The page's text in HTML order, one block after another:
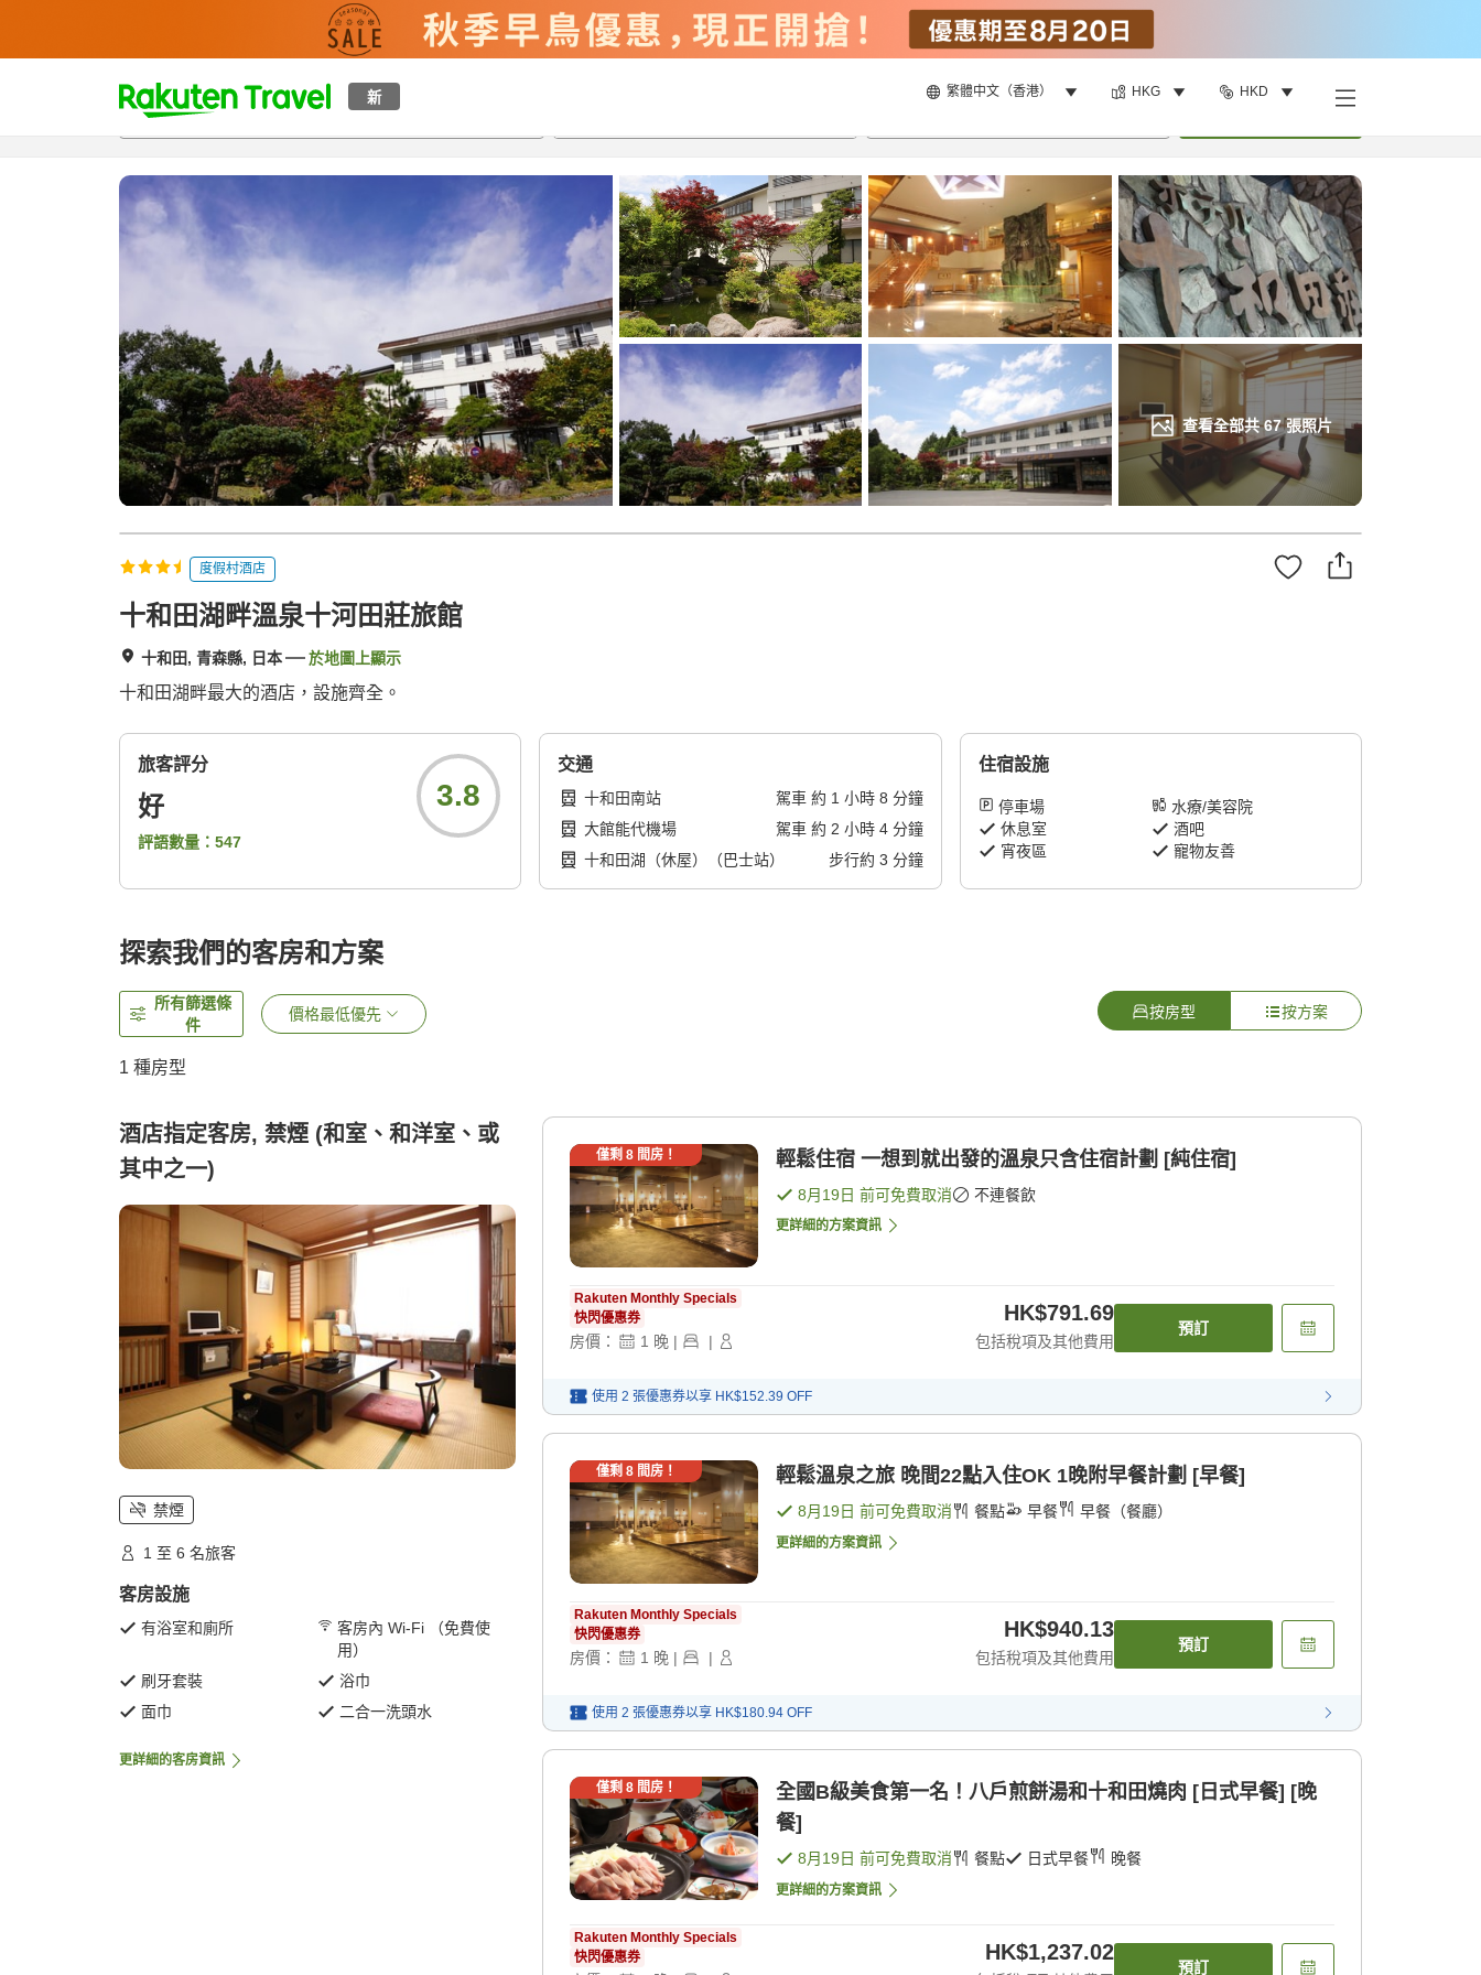
新 繁體中文（香港） HKG HKD
t
p
a
_
r
c
h
查看全部共67張照片
概覽房間及住宿方案 評價設施
度假村酒店
十和田湖畔溫泉十河田莊旅館
十和田, 青森縣, 日本 於地圖上顯示
十和田湖畔最大的酒店，設施齊全。
旅客評分
好
評語數量： 547
3.8
交通
十和田南站 駕車約 1 小時 8 分鐘
大館能代機場
駕車約 2 小時 4分鐘
十和田湖（休屋）（巴士站）
步行約 3 分鐘
住宿設施
停車場
水療/美容院
休息室
酒吧
宵夜區
寵物友善
探索我們的客房和方案
所有篩選條
件
價格最低優先 按房型 按方案
1 種房型
酒店指定客房, 禁煙 (和室、和洋室、或
其中之一)
禁煙
1 至 6 名旅客
客房設施
有浴室和廁所
客房內 Wi-Fi （免費使
用）
刷牙套裝
浴巾
面巾
二合一洗頭水
更詳細的客房資訊
僅剩 8間房！ 輕鬆住宿 一想到就出發的溫泉只含住宿計劃 [純住宿]
8月19日 前可免費取消 不連餐飲
更詳細的方案資訊
Rakuten Monthly Specials
快閃優惠券
房價： 1 晚 | |
HK$791.69
包括稅項及其他費用
預訂
使用 2 張優惠券以享 HK$152.39 OFF
僅剩 8間房！ 輕鬆溫泉之旅 晚間22點入住OK 1晚附早餐計劃 [早餐]
8月19日 前可免費取消 餐點 早餐 早餐（餐廳）
更詳細的方案資訊
Rakuten Monthly Specials
快閃優惠券
房價： 1 晚 | |
HK$940.13
包括稅項及其他費用
預訂
使用 2 張優惠券以享 HK$180.94 OFF
僅剩 8間房！
全國B級美食第一名！八戶煎餅湯和十和田燒肉 [日式早餐] [晚
餐]
8月19日 前可免費取消 餐點 日式早餐 晚餐
更詳細的方案資訊
Rakuten Monthly Specials
快閃優惠券
HK$1,237.02
預訂